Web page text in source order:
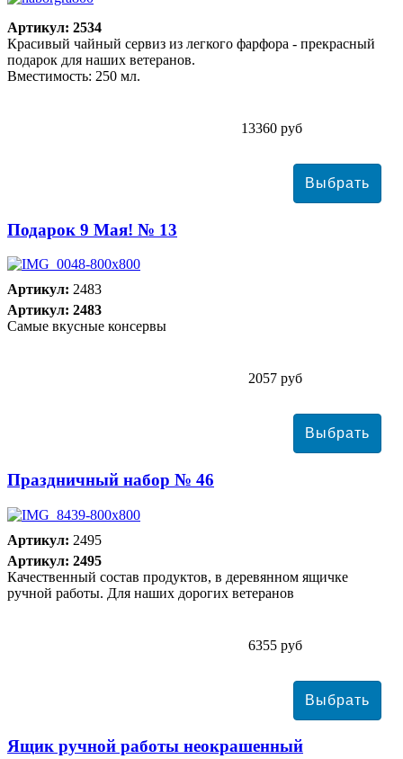
Артикул: 2534
Красивый чайный сервиз из легкого фарфора - прекрасный
подарок для наших ветеранов.
Вместимость: 250 мл.
13360 руб
Подарок 9 Мая! № 13
Артикул: 2483
Артикул: 2483
Самые вкусные консервы
2057 руб
Праздничный набор № 46
Артикул: 2495
Артикул: 2495
Качественный состав продуктов, в деревянном ящичке
ручной работы. Для наших дорогих ветеранов
6355 руб
Ящик ручной работы неокрашенный